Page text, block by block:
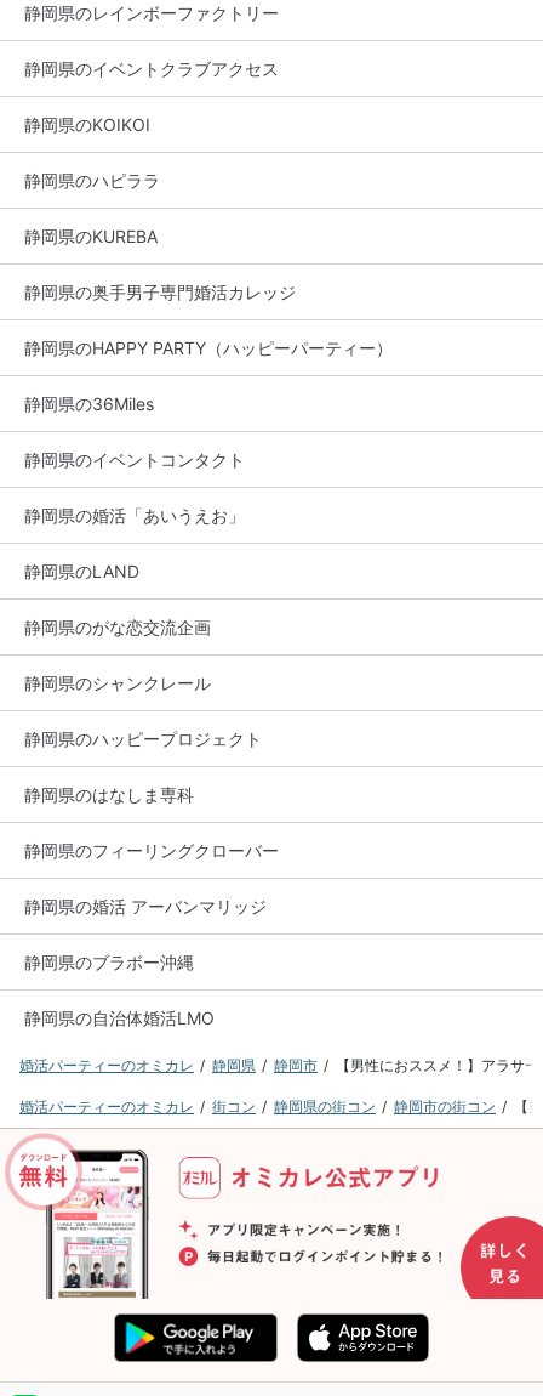
静岡県のレインボーファクトリー
静岡県のイベントクラブアクセス
静岡県のKOIKOI
静岡県のハピララ
静岡県のKUREBA
静岡県の奥手男子専門婚活カレッジ
静岡県のHAPPY PARTY（ハッピーパーティー）
静岡県の36Miles
静岡県のイベントコンタクト
静岡県の婚活「あいうえお」
静岡県のLAND
静岡県のがな恋交流企画
静岡県のシャンクレール
静岡県のハッピープロジェクト
静岡県のはなしま専科
静岡県のフィーリングクローバー
静岡県の婚活 アーバンマリッジ
静岡県のブラボー沖縄
静岡県の自治体婚活LMO
婚活パーティーのオミカレ 静岡県 静岡市 【男性におススメ！】アラサ
婚活パーティーのオミカレ 街コン 静岡県の街コン 静岡市の街コン 【